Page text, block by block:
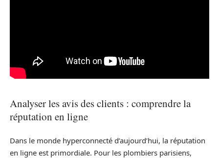
Analyser les avis des clients : comprendre la
réputation en ligne
Dans le monde hyperconnecté d’aujourd’hui, la réputation
en ligne est primordiale. Pour les plombiers parisiens,